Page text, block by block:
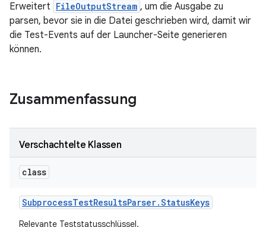
Erweitert FileOutputStream , um die Ausgabe zu
parsen, bevor sie in die Datei geschrieben wird, damit wir
die Test-Events auf der Launcher-Seite generieren
können.
Zusammenfassung
Verschachtelte Klassen
class
SubprocessTestResultsParser.StatusKeys
Relevante Teststatusschlüssel.